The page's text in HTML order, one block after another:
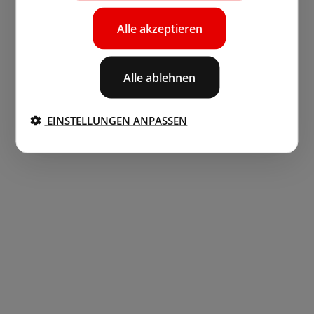
Alle akzeptieren
Alle ablehnen
EINSTELLUNGEN ANPASSEN